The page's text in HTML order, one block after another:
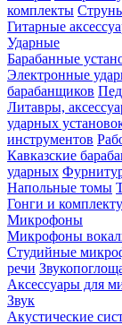
комплекты
Гитарные
Ударные
Барабанные
Электронные
барабанщиков
Литавры,
ударных
инструментов
Кавказские
ударных
Напольные томы
Гонги и
Микрофоны
Микрофоны
Студийные
речи
Аксессуары для
Звук
Акустические